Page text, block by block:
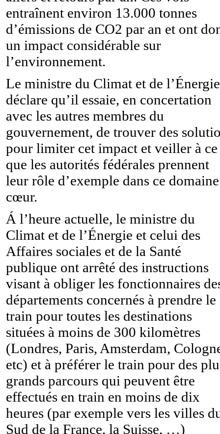
entraînent environ 13.000 tonnes
d’émissions de CO2 par an et ont
un impact considérable sur
l’environnement.
Le ministre du Climat et de l’Énergie
déclare qu’il essaie, en concertation
avec les autres membres du
gouvernement, de trouver des
pour limiter cet impact et veiller à ce
que les autorités fédérales prennent
leur rôle d’exemple dans ce
cœur.
Á l’heure actuelle, le ministre du
Climat et de l’Énergie et celui des
Affaires sociales et de la Santé
publique ont arrêté des instructions
visant à obliger les fonctionnaires
départements concernés à prendre le
train pour toutes les destinations
situées à moins de 300 kilomètres
(Londres, Paris, Amsterdam,
etc) et à préférer le train pour des
grands parcours qui peuvent être
effectués en train en moins de dix
heures (par exemple vers les villes
Sud de la France, la Suisse, …)